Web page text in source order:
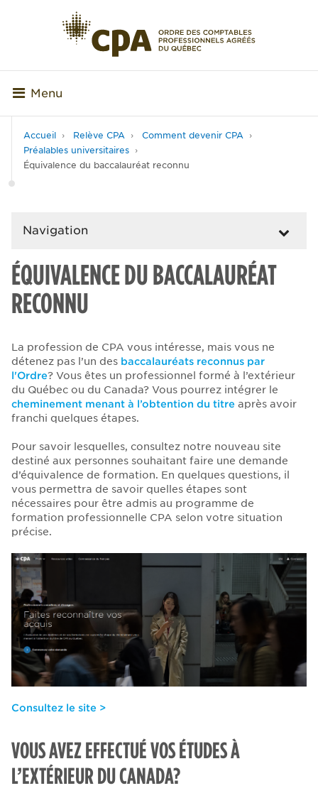
Menu
Accueil Relève CPA
Comment devenir CPA
Préalables universitaires
Équivalence du baccalauréat reconnu
Navigation
ÉQUIVALENCE DU BACCALAURÉAT
RECONNU
La profession de CPA vous intéresse, mais vous ne
détenez pas l’un des baccalauréats reconnus par
l'Ordre? Vous êtes un professionnel formé à l’extérieur
du Québec ou du Canada? Vous pourrez intégrer le
cheminement menant à l’obtention du titre après avoir
franchi quelques étapes.
Pour savoir lesquelles, consultez notre nouveau site
destiné aux personnes souhaitant faire une demande
d’équivalence de formation. En quelques questions, il
vous permettra de savoir quelles étapes sont
nécessaires pour être admis au programme de
formation professionnelle CPA selon votre situation
précise.
Consultez le site >
VOUS AVEZ EFFECTUÉ VOS ÉTUDES À
L’EXTÉRIEUR DU CANADA?